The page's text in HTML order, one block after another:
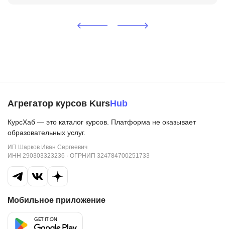
Агрегатор курсов KursHub
КурсХаб — это каталог курсов. Платформа не оказывает
образовательных услуг.
ИП Шарков Иван Сергеевич
ИНН 290303323236 · ОГРНИП 324784700251733
Мобильное приложение